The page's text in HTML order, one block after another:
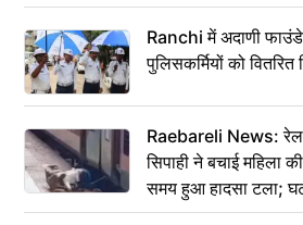
Ranchi में अदाणी
पुलिसकर्मियों को
Raebareli News:
सिपाही ने बचाई महिला
समय हुआ हादसा टला;